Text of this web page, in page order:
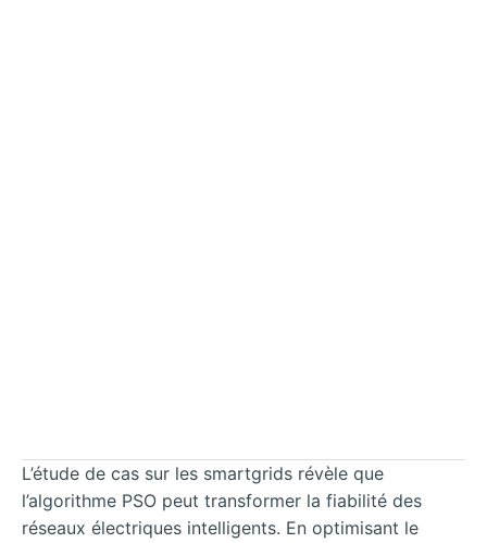
L’étude de cas sur les smartgrids révèle que
l’algorithme PSO peut transformer la fiabilité des
réseaux électriques intelligents. En optimisant le